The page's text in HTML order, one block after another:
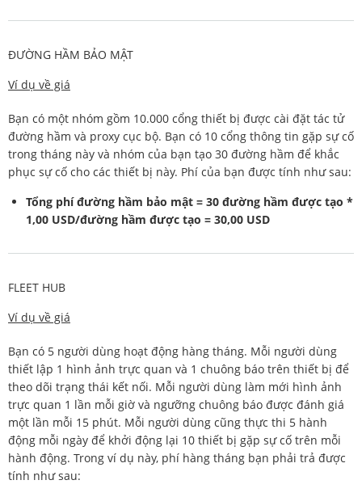
ĐƯỜNG HẦM BẢO MẬT
Ví dụ về giá
Bạn có một nhóm gồm 10.000 cổng thiết bị được cài đặt tác tử
đường hầm và proxy cục bộ. Bạn có 10 cổng thông tin gặp sự cố
trong tháng này và nhóm của bạn tạo 30 đường hầm để khắc
phục sự cố cho các thiết bị này. Phí của bạn được tính như sau:
Tổng phí đường hầm bảo mật = 30 đường hầm được tạo *
1,00 USD/đường hầm được tạo = 30,00 USD
FLEET HUB
Ví dụ về giá
Bạn có 5 người dùng hoạt động hàng tháng. Mỗi người dùng
thiết lập 1 hình ảnh trực quan và 1 chuông báo trên thiết bị để
theo dõi trạng thái kết nối. Mỗi người dùng làm mới hình ảnh
trực quan 1 lần mỗi giờ và ngưỡng chuông báo được đánh giá
một lần mỗi 15 phút. Mỗi người dùng cũng thực thi 5 hành
động mỗi ngày để khởi động lại 10 thiết bị gặp sự cố trên mỗi
hành động. Trong ví dụ này, phí hàng tháng bạn phải trả được
tính như sau: